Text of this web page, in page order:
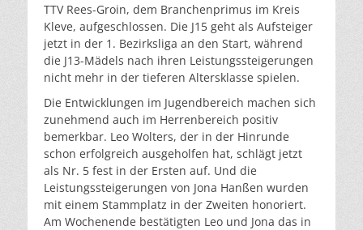
TTV Rees-Groin, dem Branchenprimus im Kreis
Kleve, aufgeschlossen. Die J15 geht als Aufsteiger
jetzt in der 1. Bezirksliga an den Start, während
die J13-Mädels nach ihren Leistungssteigerungen
nicht mehr in der tieferen Altersklasse spielen.
Die Entwicklungen im Jugendbereich machen sich
zunehmend auch im Herrenbereich positiv
bemerkbar. Leo Wolters, der in der Hinrunde
schon erfolgreich ausgeholfen hat, schlägt jetzt
als Nr. 5 fest in der Ersten auf. Und die
Leistungssteigerungen von Jona Hanßen wurden
mit einem Stammplatz in der Zweiten honoriert.
Am Wochenende bestätigten Leo und Jona das in